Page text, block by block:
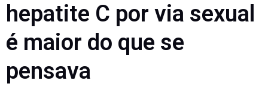
hepatite C por via sexual
é maior do que se
pensava